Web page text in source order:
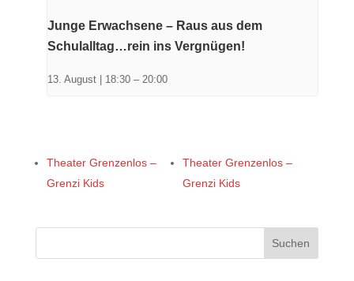
Junge Erwachsene – Raus aus dem
Schulalltag…rein ins Vergnügen!
13. August | 18:30 – 20:00
Theater Grenzenlos –
Grenzi Kids
Theater Grenzenlos –
Grenzi Kids